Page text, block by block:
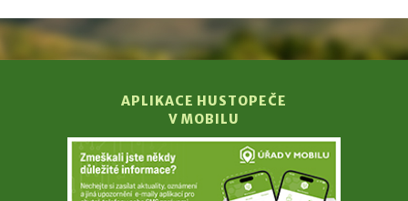
APLIKACE HUSTOPEČE
V MOBILU